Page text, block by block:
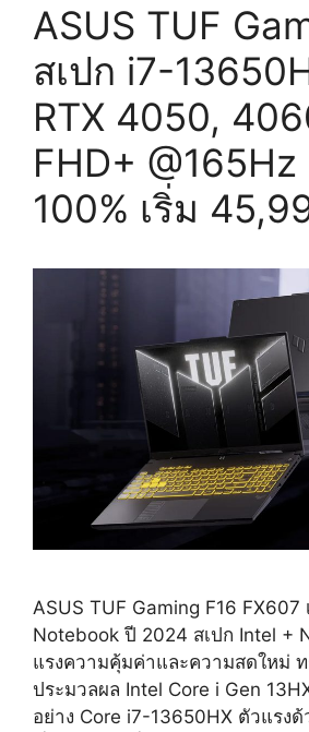
ASUS TUF
สเปก i7-
RTX 4050,
FHD+ @165Hz
100% เริ่ม
ASUS TUF Gaming F16 FX607
Notebook ปี 2024 สเปก Intel +
แรงความคุ้มค่าและความสดใหม่
ประมวลผล Intel Core i Gen
อย่าง Core i7-13650HX ตัวแรง